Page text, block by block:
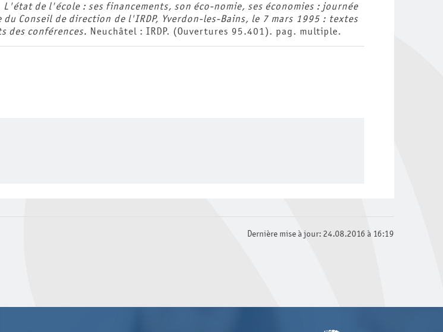
L'état de l'école : ses financements, son éco-nomie, ses économies : journée
Conseil de direction de l'IRDP, Yverdon-les-Bains, le 7 mars 1995 : textes
des conférences. Neuchâtel : IRDP. (Ouvertures 95.401). pag. multiple.
Dernière mise à jour: 24.08.2016 à 16:19